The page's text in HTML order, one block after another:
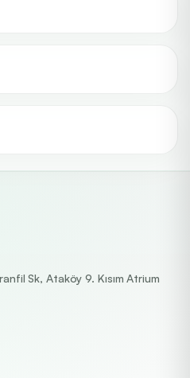
Sk, Ataköy 9. Kısım Atrium